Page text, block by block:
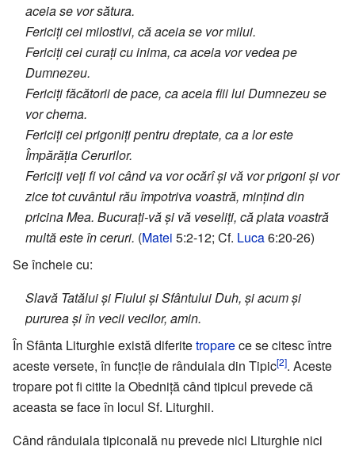
aceia se vor sătura.
Fericiți cei milostivi, că aceia se vor milui.
Fericiți cei curați cu inima, ca aceia vor vedea pe
Dumnezeu.
Fericiți făcătorii de pace, ca aceia fiii lui Dumnezeu se
vor chema.
Fericiți cei prigoniți pentru dreptate, ca a lor este
Împărăția Cerurilor.
Fericiți veți fi voi când va vor ocărî și vă vor prigoni și vor
zice tot cuvântul rău împotriva voastră, mințind din
pricina Mea. Bucurați-vă și vă veseliți, că plata voastră
multă este în ceruri. (Matei 5:2-12; Cf. Luca6:20-26)
Se încheie cu:
Slavă Tatălui și Fiului și Sfântului Duh, și acum și
pururea și în vecii vecilor, amin.
În Sfânta Liturghie există diferitetroparece se citesc între
aceste versete, în funcție de rânduiala din Tipic[2]. Aceste
tropare pot fi citite la Obedniță când tipicul prevede că
aceasta se face în locul Sf. Liturghii.
Când rânduiala tipiconală nu prevede nici Liturghie nici